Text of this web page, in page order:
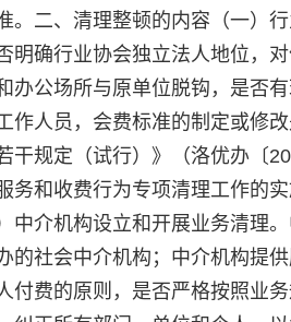
。二、清理整顿的内容（一）
明确行业协会独立法人地位，
办公场所与原单位脱钩，是否
作人员，会费标准的制定或修
干规定（试行）》（洛优办〔
务和收费行为专项清理工作的
中介机构设立和开展业务清理
的社会中介机构；中介机构提
付费的原则，是否严格按照业